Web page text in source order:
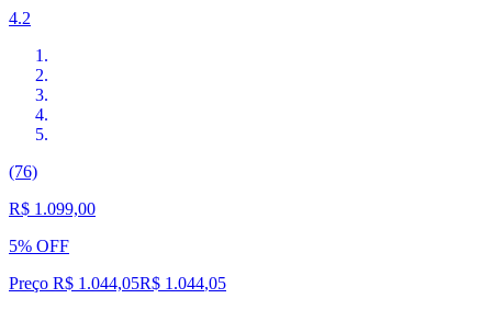
4.2
(76)
R$ 1.099,00
5% OFF
Preço R$ 1.044,05R$ 1.044,05